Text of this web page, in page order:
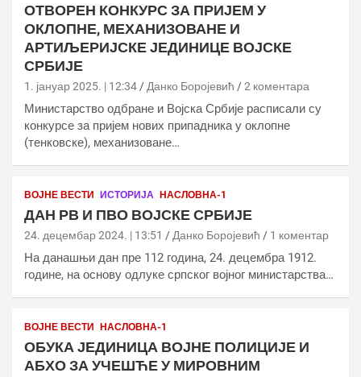
ОТВОРЕН КОНКУРС ЗА ПРИЈЕМ У
ОКЛОПНЕ, МЕХАНИЗОВАНЕ И
АРТИЉЕРИЈСКЕ ЈЕДИНИЦЕ ВОЈСКЕ
СРБИЈЕ
1. јануар 2025. | 12:34 Данко Боројевић 2 коментара
Министарство одбране и Војска Србије расписали су
конкурсе за пријем нових припадника у оклопне
(тенковске), механизоване…
ВОЈНЕ ВЕСТИ ИСТОРИЈА НАСЛОВНА-1
ДАН РВ И ПВО ВОЈСКЕ СРБИЈЕ
24. децембар 2024. | 13:51 Данко Боројевић 1 коментар
На данашњи дан пре 112 година, 24. децембра 1912.
године, на основу одлуке српског војног министарства…
ВОЈНЕ ВЕСТИ НАСЛОВНА-1
ОБУКА ЈЕДИНИЦА ВОЈНЕ ПОЛИЦИЈЕ И
АБХО ЗА УЧЕШЋЕ У МИРОВНИМ